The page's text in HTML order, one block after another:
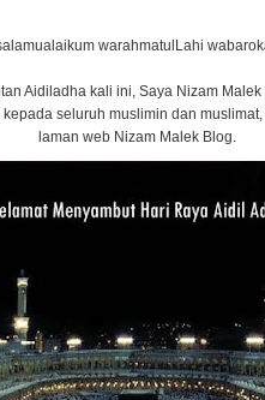
warahmatulLahi
Aidiladha kali ini, Saya Nizam
seluruh muslimin dan
laman web Nizam Malek Blog.